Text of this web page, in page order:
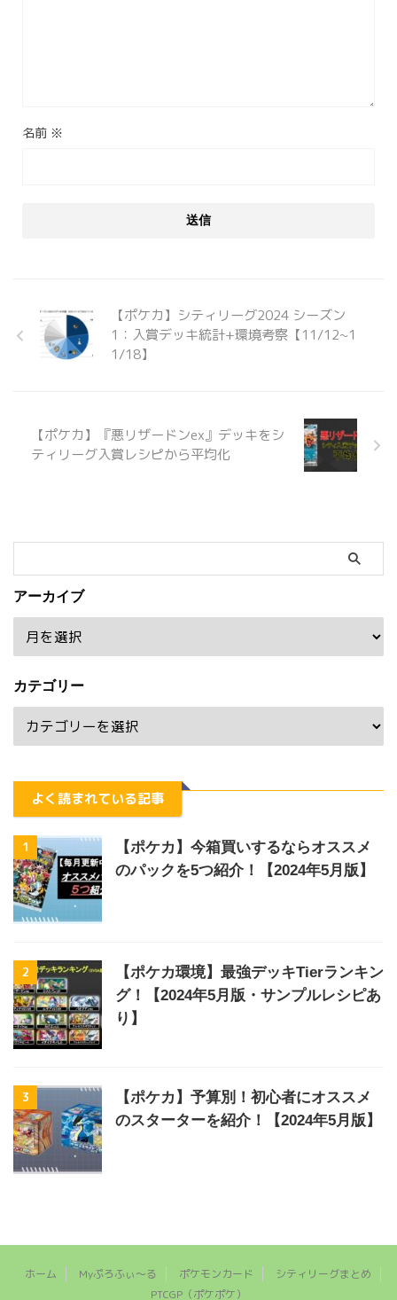
名前 ※
【ポケカ】シティリーグ2024 シーズン
1：入賞デッキ統計+環境考察【11/12~1
1/18】
【ポケカ】『悪リザードンex』デッキをシ
ティリーグ入賞レシピから平均化
アーカイブ
カテゴリー
よく読まれている記事
1
【ポケカ】今箱買いするならオススメ
のパックを5つ紹介！【2024年5月版】
2
【ポケカ環境】最強デッキTierランキン
グ！【2024年5月版・サンプルレシピあ
り】
3
【ポケカ】予算別！初心者にオススメ
のスターターを紹介！【2024年5月版】
ホーム Myぷろふぃ～る ポケモンカード
シティリーグまとめ
PTCGP（ポケポケ）